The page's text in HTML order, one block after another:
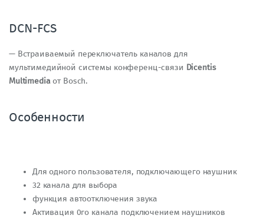
DCN-FCS
— Встраиваемый переключатель каналов для
мультимедийной системы конференц-связи Dicentis
Multimediaот Bosch.
Особенности
Для одного пользователя, подключающего наушник
32 канала для выбора
функция автоотключения звука
Активация 0го канала подключением наушников